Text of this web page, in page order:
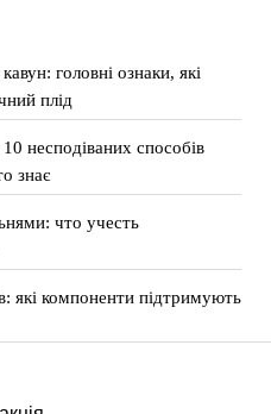
головні ознаки, які
плід
несподіваних способів
знає
что учесть
які компоненти підтримують